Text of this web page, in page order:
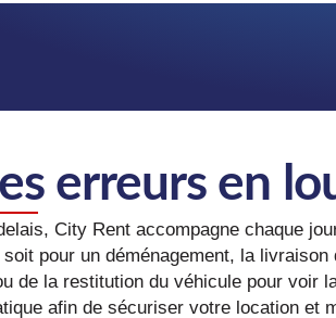
erreurs en
City Rent accompagne chaque
pour un déménagement, la
de la restitution du véhicule pour voir
afin de sécuriser votre location et